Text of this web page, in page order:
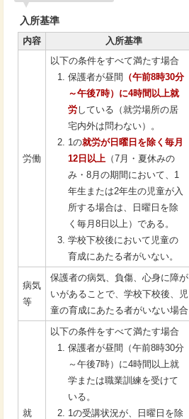
入所基準
内容
入所基準
労働
以下の条件をすべて満たす場合
保護者が昼間
（午前8時30分
～午後7時）に4時間以上就
労している（就労場所の居
宅内外は問わない）。
1の就労が日曜日を除く毎月
12日以上 （7月・夏休みの
み・8月の期間において、1
年生または2年生の児童が入
所する場合は、日曜日を除
く毎月8日以上）である。
学校下校後において児童の
育成にあたる者がいない。
病気
等
保護者の病気、負傷、心身に障が
いがあることで、学校下校後、児
童の育成にあたる者がいない場合
就
以下の条件をすべて満たす場合
保護者が昼間（午前8時30分
～午後7時）に4時間以上就
学または職業訓練を受けて
いる。
1の受講状況が、日曜日を除